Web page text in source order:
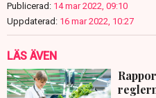
Publicerad: 14 mar 2022, 09:10
Uppdaterad: 16 mar 2022, 10:27
LÄS ÄVEN